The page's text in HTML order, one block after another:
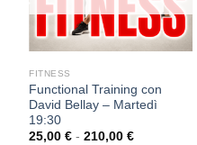
FITNESS
Functional Training con
David Bellay – Martedì
19:30
25,00€ - 210,00€